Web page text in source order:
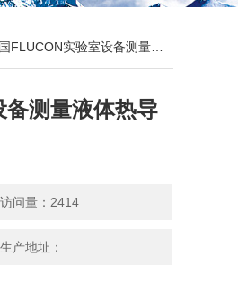
实验室设备测量液体热导率
测量液体热导
访问量：2414
生产地址：